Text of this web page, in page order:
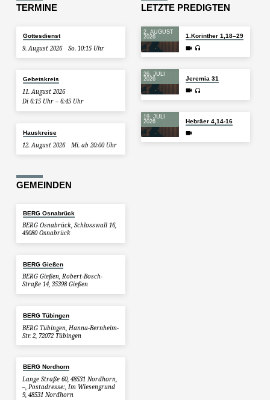
TERMINE
Gottesdienst
9. August 2026 So. 10:15 Uhr
Gebetskreis
11. August 2026
Di 6:15 Uhr – 6:45 Uhr
Hauskreise
12. August 2026 Mi. ab 20:00 Uhr
LETZTE PREDIGTEN
2. AUGUST
2026
1.Korinther 1,18–29
26. JULI
2026
Jeremia 31
19. JULI
2026
Hebräer 4,14-16
GEMEINDEN
BERG Osnabrück
BERG Osnabrück, Schlosswall 16,
49080 Osnabrück
BERG Gießen
BERG Gießen, Robert-Bosch-
Straße 14, 35398 Gießen
BERG Tübingen
BERG Tübingen, Hanna-Bernheim-
Str. 2, 72072 Tübingen
BERG Nordhorn
Lange Straße 60, 48531 Nordhorn,
–, Postadresse:, Im Wiesengrund
9, 48531 Nordhorn